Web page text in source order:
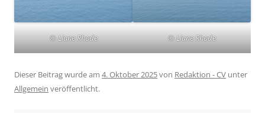
© Liane Rhode © Liane Rhode
Dieser Beitrag wurde am 4. Oktober 2025von Redaktion - CV unter
Allgemein veröffentlicht.